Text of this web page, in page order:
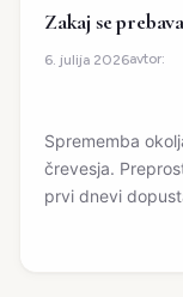
Zakaj se
6. julija 2026avtor:
Sprememba
črevesja.
prvi dnevi